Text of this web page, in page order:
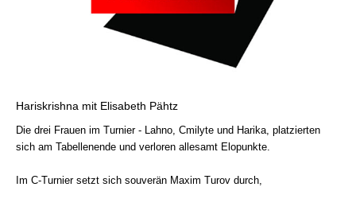
Hariskrishna mit Elisabeth Pähtz
Die drei Frauen im Turnier - Lahno, Cmilyte und Harika, platzierten
sich am Tabellenende und verloren allesamt Elopunkte.
Im C-Turnier setzt sich souverän Maxim Turov durch,